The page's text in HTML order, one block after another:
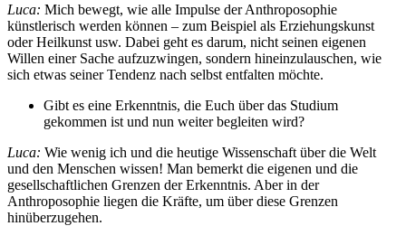
Luca: Mich bewegt, wie alle Impulse der Anthroposophie
künstlerisch werden können – zum Beispiel als Erziehungskunst
oder Heilkunst usw. Dabei geht es darum, nicht seinen eigenen
Willen einer Sache aufzuzwingen, sondern hineinzulauschen, wie
sich etwas seiner Tendenz nach selbst entfalten möchte.
Gibt es eine Erkenntnis, die Euch über das Studium
gekommen ist und nun weiter begleiten wird?
Luca: Wie wenig ich und die heutige Wissenschaft über die Welt
und den Menschen wissen! Man bemerkt die eigenen und die
gesellschaftlichen Grenzen der Erkenntnis. Aber in der
Anthroposophie liegen die Kräfte, um über diese Grenzen
hinüberzugehen.